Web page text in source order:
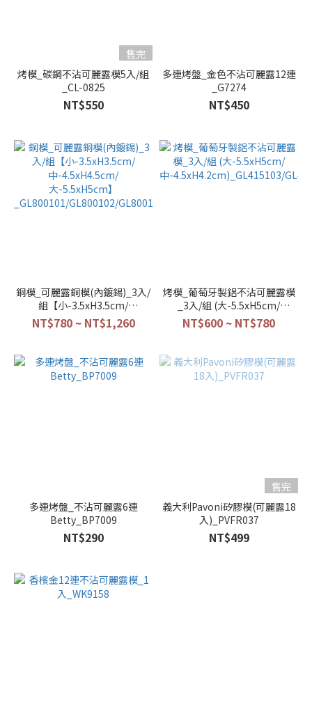
售完
烤模_碳鋼不沾可麗露模5入/組
_CL-0825
NT$550
多連烤盤_金色不沾可麗露12連
_G7274
NT$450
銅模_可麗露銅模(內鍍錫)_3入/
組【小-3.5xH3.5cm/
中-4.5xH4.5cm/
大-5.5xH5cm】
NT$780 ~ NT$1,260
烤模_葡萄牙製鋁不沾可麗露模
_3入/組 (大-5.5xH5cm/
中-4.5xH4.2cm)_GL415103/
NT$600 ~ NT$780
多連烤盤_不沾可麗露6連
Betty_BP7009
NT$290
售完
義大利Pavoni矽膠模(可麗露18
入)_PVFR037
NT$499